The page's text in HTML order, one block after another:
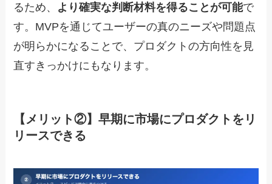
るため、 より確実な判断材料を得ることが可能で
す。MVPを通じてユーザーの真のニーズや問題点
が明らかになることで、プロダクトの方向性を見
直すきっかけにもなります。
【メリット②】早期に市場にプロダクトをリ
リースできる